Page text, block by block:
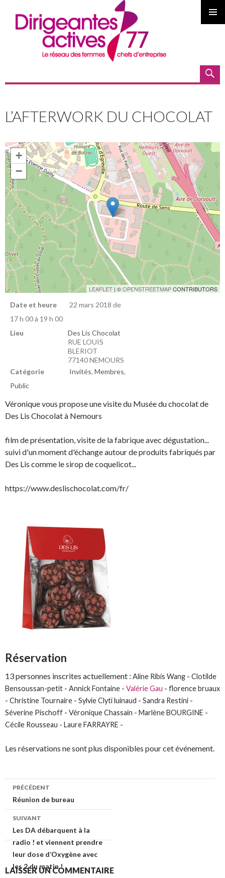
L’AFTERWORK DU CHOCOLAT
+
−
LEAFLET | ©OPENSTREETMAPCONTRIBUTORS
Date et heure
22 mars 2018 de
17 h 00 à 19 h 00
Lieu
Des Lis Chocolat
RUE LOUIS
BLERIOT
77140 NEMOURS
Catégorie
Invités, Membres,
Public
Véronique vous propose une visite du Musée du chocolat de
Des Lis Chocolat à Nemours
film de présentation, visite de la fabrique avec dégustation...
suivi d'un moment d'échange autour de produits fabriqués par
Des Lis comme le sirop de coquelicot...
https://www.deslischocolat.com/fr/
Réservation
13 personnes inscrites actuellement : Aline Ribis Wang - Clotilde
Bensoussan-petit - Annick Fontaine - Valérie Gau - florence bruaux
- Christine Tournaire - Sylvie Clyti luinaud - Sandra Restini -
Séverine Pischoff - Véronique Chassain - Marlène BOURGINE -
Cécile Rousseau - Laure FARRAYRE -
Les réservations ne sont plus disponibles pour cet événement.
PRÉCÉDENT
Réunion de bureau
SUIVANT
Les DA débarquent à la
radio ! et viennent prendre
leur dose d’Oxygène avec
les 2 du matin !
LAISSER UN COMMENTAIRE